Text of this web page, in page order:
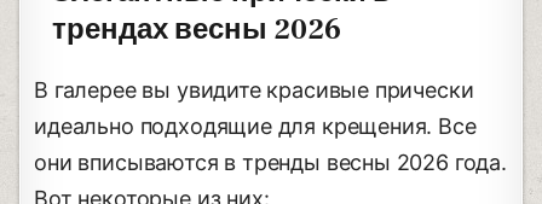
трендах весны 2026
В галерее вы увидите красивые прически
идеально подходящие для крещения. Все
они вписываются в тренды весны 2026 года.
Вот некоторые из них: